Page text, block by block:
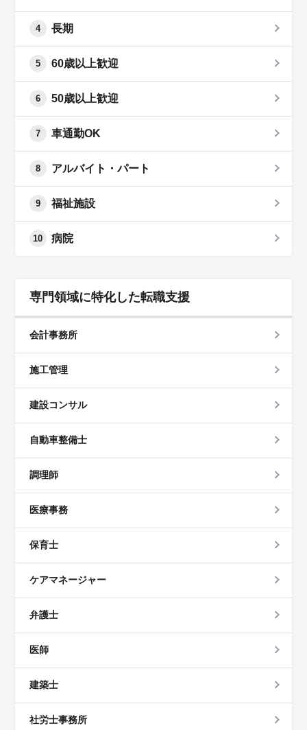
4 長期
5 60歳以上歓迎
6 50歳以上歓迎
7 車通勤OK
8 アルバイト・パート
9 福祉施設
10 病院
専門領域に特化した転職支援
会計事務所
施工管理
建設コンサル
自動車整備士
調理師
医療事務
保育士
ケアマネージャー
弁護士
医師
建築士
社労士事務所